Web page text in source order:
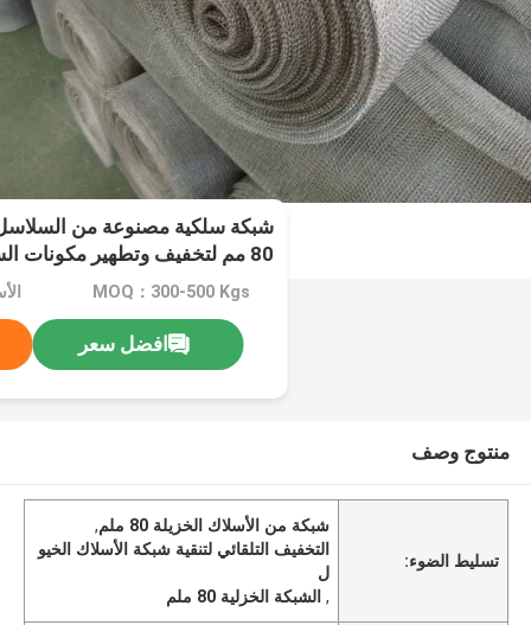
شبكة سلكية مصنوعة من
80 مم لتخفيف وتطهير مكونات السيارات
MOQ：300-500 Kgs
افضل سعر
منتوج وصف
تسليط الضوء:
شبكة من الأسلاك الخزيلة 80 ملم
,
التخفيف التلقائي لتنقية شبكة الأسلاك الخيو
ل
,الشبكة الخزلية 80 ملم